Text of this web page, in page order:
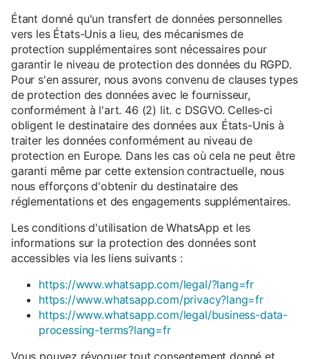
Étant donné qu'un transfert de données personnelles
vers les États-Unis a lieu, des mécanismes de
protection supplémentaires sont nécessaires pour
garantir le niveau de protection des données du RGPD.
Pour s'en assurer, nous avons convenu de clauses types
de protection des données avec le fournisseur,
conformément à l'art. 46 (2) lit. c DSGVO. Celles-ci
obligent le destinataire des données aux États-Unis à
traiter les données conformément au niveau de
protection en Europe. Dans les cas où cela ne peut être
garanti même par cette extension contractuelle, nous
nous efforçons d'obtenir du destinataire des
réglementations et des engagements supplémentaires.
Les conditions d'utilisation de WhatsApp et les
informations sur la protection des données sont
accessibles via les liens suivants :
https://www.whatsapp.com/legal/?lang=fr
https://www.whatsapp.com/privacy?lang=fr
https://www.whatsapp.com/legal/business-data-
processing-terms?lang=fr
Vous pouvez révoquer tout consentement donné et